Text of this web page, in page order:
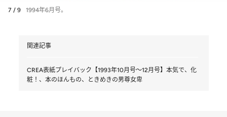
7 / 9 1994年6月号。
関連記事
CREA表紙プレイバック【1993年10月号～12月号】本気で、化
粧！、本のほんもの、ときめきの男尊女卑